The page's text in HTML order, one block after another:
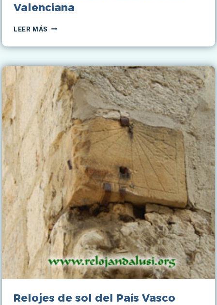
Valenciana
LEER MÁS RELOJES
SOL
LA
COMUNITAT
VALENCIANA
Relojes de sol del País Vasco